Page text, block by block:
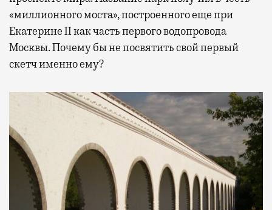
«миллионного моста», построенного еще при
Екатерине II как часть первого водопровода
Москвы. Почему бы не посвятить свой первый
скетч именно ему?